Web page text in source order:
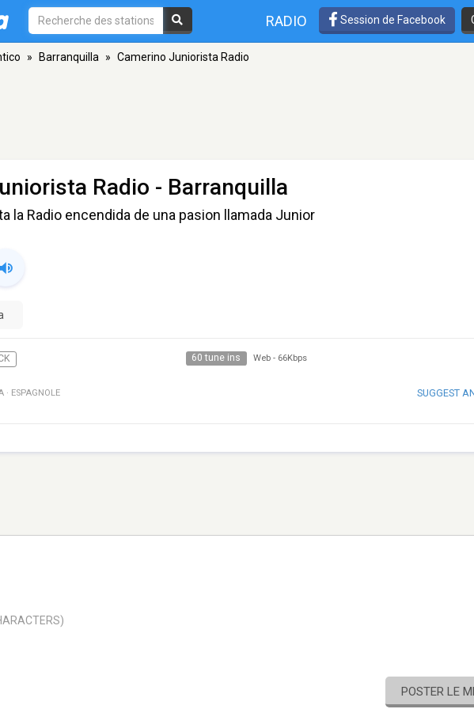
RADIO Session de Facebook
» Barranquilla » Camerino Juniorista Radio
Radio - Barranquilla
la Radio encendida de una pasion llamada Junior
60 tune ins Web - 66Kbps
· ESPAGNOLE SUGGEST
POSTER LE